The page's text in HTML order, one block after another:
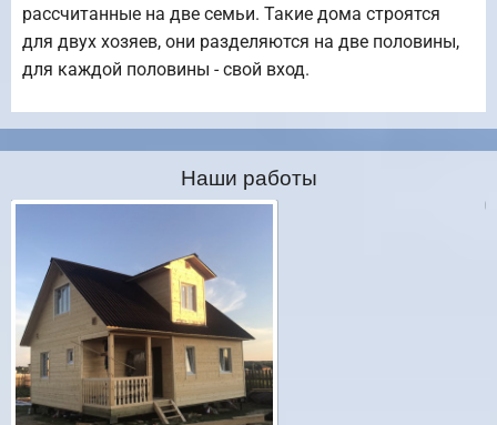
рассчитанные на две семьи. Такие дома строятся
для двух хозяев, они разделяются на две половины,
для каждой половины - свой вход.
Наши работы